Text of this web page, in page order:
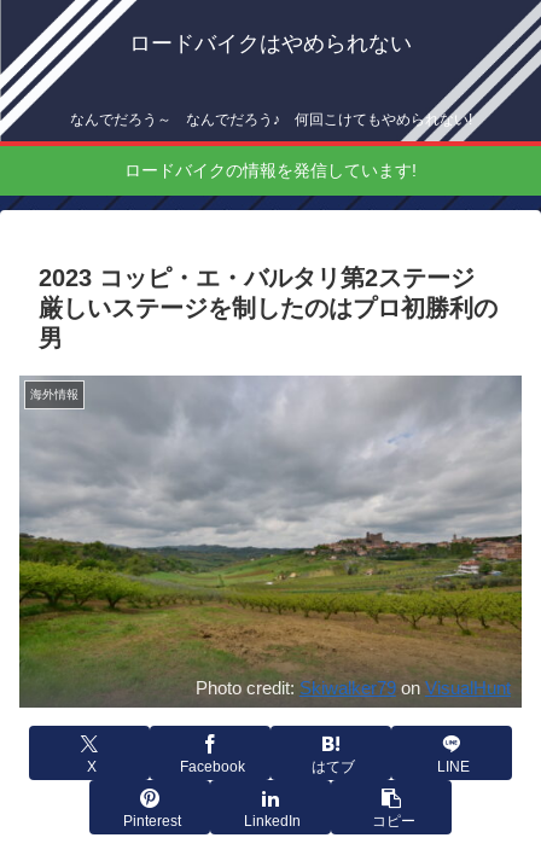
ロードバイクはやめられない
なんでだろう～ なんでだろう♪ 何回こけてもやめられない!
ロードバイクの情報を発信しています!
2023 コッピ・エ・バルタリ第2ステージ
厳しいステージを制したのはプロ初勝利の
男
海外情報
Photo credit: Skiwalker79on VisualHunt
X Facebook はてブ LINE
Pinterest LinkedIn コピー